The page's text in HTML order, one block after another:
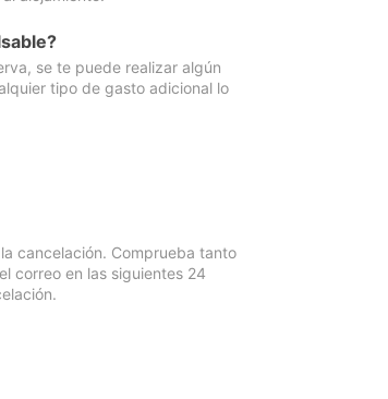
se te puede realizar algún
tipo de gasto adicional lo
cancelación. Comprueba tanto
correo en las siguientes 24